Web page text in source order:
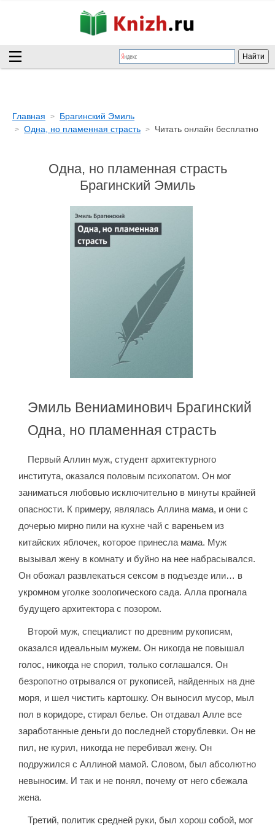
Главная
Брагинский Эмиль
Одна, но пламенная страсть
Читать онлайн бесплатно
Одна, но пламенная страсть
Брагинский Эмиль
Эмиль Вениаминович Брагинский
Одна, но пламенная страсть
Первый Аллин муж, студент архитектурного
института, оказался половым психопатом. Он мог
заниматься любовью исключительно в минуты крайней
опасности. К примеру, являлась Аллина мама, и они с
дочерью мирно пили на кухне чай с вареньем из
китайских яблочек, которое принесла мама. Муж
вызывал жену в комнату и буйно на нее набрасывался.
Он обожал развлекаться сексом в подъезде или… в
укромном уголке зоологического сада. Алла прогнала
будущего архитектора с позором.
Второй муж, специалист по древним рукописям,
оказался идеальным мужем. Он никогда не повышал
голос, никогда не спорил, только соглашался. Он
безропотно отрывался от рукописей, найденных на дне
моря, и шел чистить картошку. Он выносил мусор, мыл
пол в коридоре, стирал белье. Он отдавал Алле все
заработанные деньги до последней сторублевки. Он не
пил, не курил, никогда не перебивал жену. Он
подружился с Аллиной мамой. Словом, был абсолютно
невыносим. И так и не понял, почему от него сбежала
жена.
Третий, политик средней руки, был хорош собой, мог